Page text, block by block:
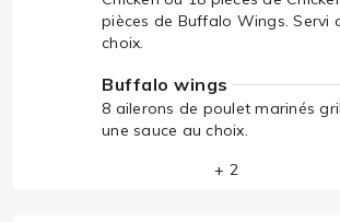
pièces de Buffalo Wings. Servi
choix.
Buffalo wings
8 ailerons de poulet marinés
une sauce au choix.
+ 2